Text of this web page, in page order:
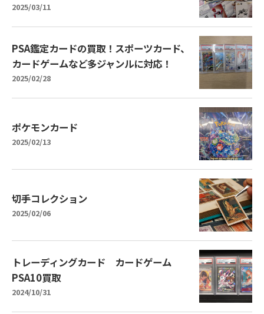
2025/03/11
PSA鑑定カードの買取！スポーツカード、
カードゲームなど多ジャンルに対応！
2025/02/28
ポケモンカード
2025/02/13
切手コレクション
2025/02/06
トレーディングカード カードゲーム
PSA10買取
2024/10/31